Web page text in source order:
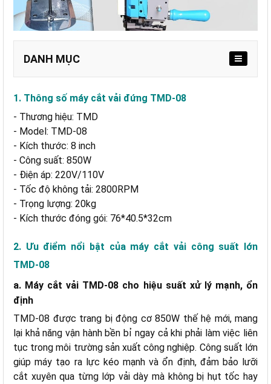
DANH MỤC
a. Máy cắt vải TMD-08 cho hiệu suất xử lý mạnh, ổn
định
b. Lưỡi dao 8inch sắc bén, cắt linh hoạt nhiều chất
liệu
c. Thiết kế máy chắc chắn, tăng tuổi thọ vận hành
d. Khả năng kết hợp hoàn hảo với máy cắt vải đầu
bàn
a. Bảo hành, đổi trả minh bạch
b. Hỗ trợ bảo trì
1. Thông số máy cắt vải đứng TMD-08
- Thương hiệu: TMD
- Model: TMD-08
- Kích thước: 8 inch
- Công suất: 850W
- Điện áp: 220V/110V
- Tốc độ không tải: 2800RPM
- Trọng lượng: 20kg
- Kích thước đóng gói: 76*40.5*32cm
2. Ưu điểm nổi bật của máy cắt vải công suất lớn
TMD-08
a. Máy cắt vải TMD-08 cho hiệu suất xử lý mạnh, ổn
định
TMD-08 được trang bị động cơ 850W thế hệ mới, mang
lại khả năng vận hành bền bỉ ngay cả khi phải làm việc liên
tục trong môi trường sản xuất công nghiệp. Công suất lớn
giúp máy tạo ra lực kéo mạnh và ổn định, đảm bảo lưỡi
cắt xuyên qua từng lớp vải dày mà không bị hụt tốc hay